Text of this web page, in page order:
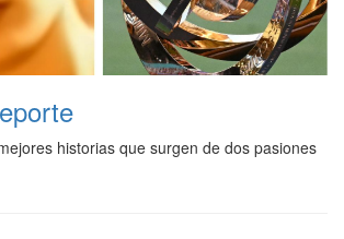
historias que surgen de dos pasiones